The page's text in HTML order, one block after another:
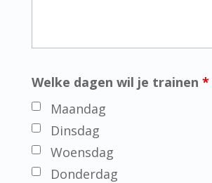
Welke dagen wil je trainen *
Maandag
Dinsdag
Woensdag
Donderdag